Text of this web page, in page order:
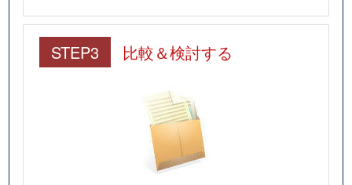
STEP3 比較＆検討する